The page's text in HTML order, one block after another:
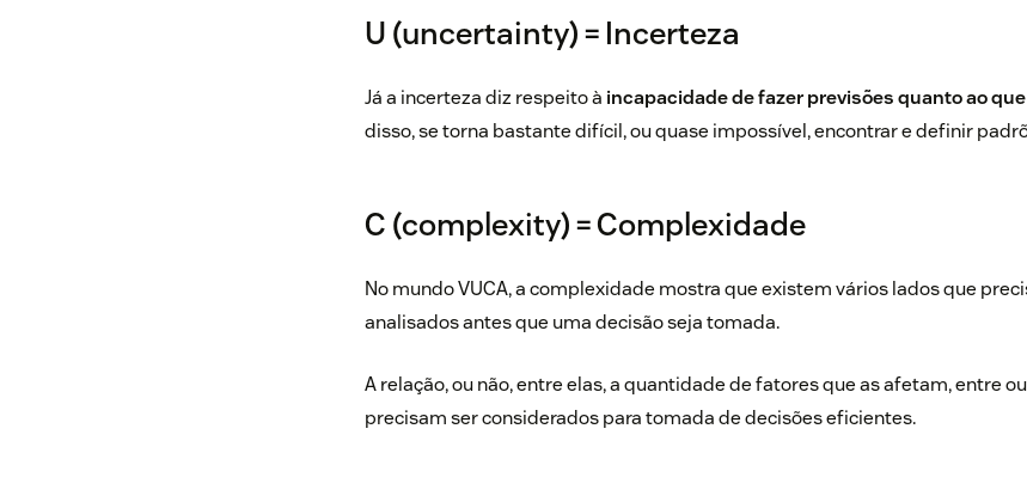
U (uncertainty) = Incerteza
Já a incerteza diz respeito à incapacidade de fazer previsões quanto ao
disso, se torna bastante difícil, ou quase impossível, encontrar e definir
C (complexity) = Complexidade
No mundo VUCA, a complexidade mostra que existem vários lados que
analisados antes que uma decisão seja tomada.
A relação, ou não, entre elas, a quantidade de fatores que as afetam, entre
precisam ser considerados para tomada de decisões eficientes.